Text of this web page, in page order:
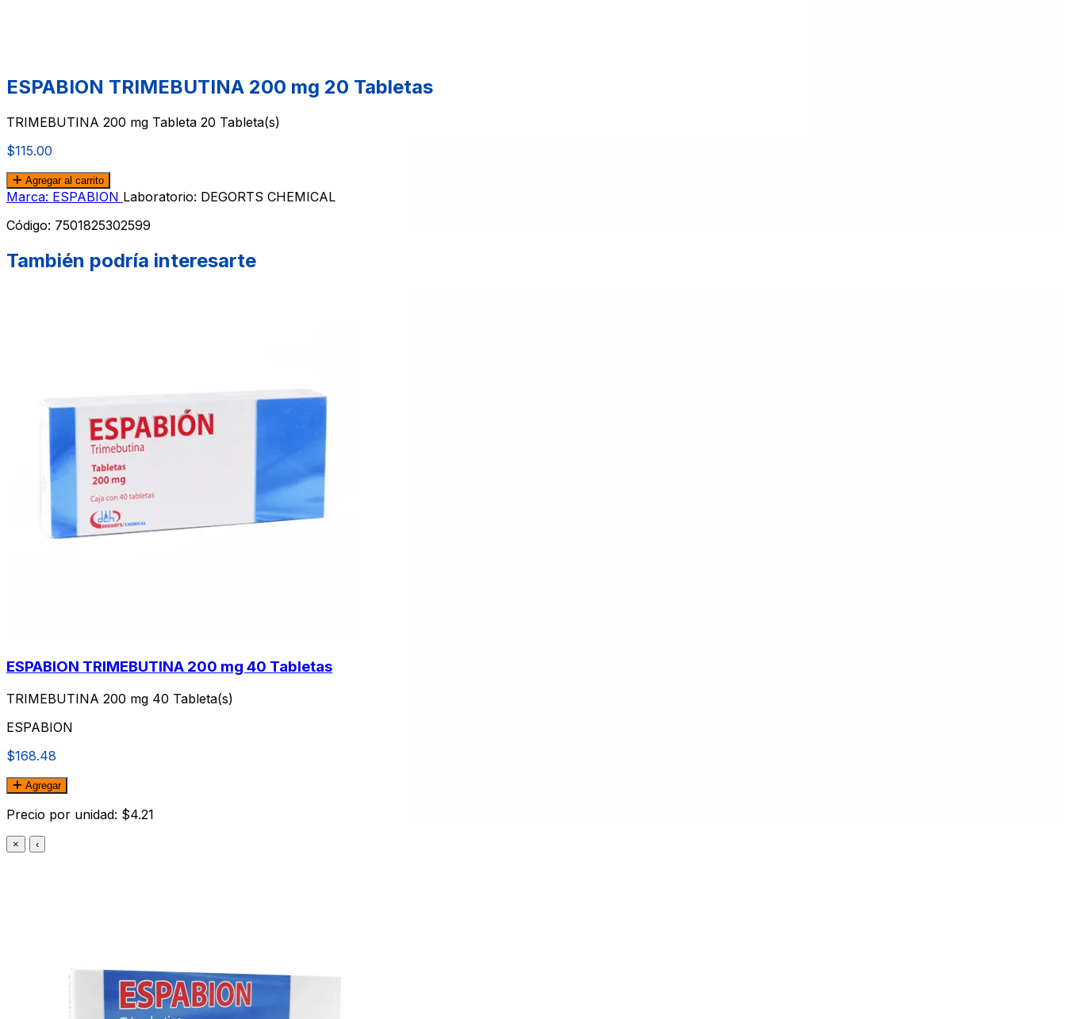
ESPABION TRIMEBUTINA 200 mg 20 Tabletas
TRIMEBUTINA 200 mg Tableta 20 Tableta(s)
$115.00
Agregar al carrito
Marca: ESPABION Laboratorio: DEGORTS CHEMICAL
Código: 7501825302599
También podría interesarte
ESPABION TRIMEBUTINA 200 mg 40 Tabletas
TRIMEBUTINA 200 mg 40 Tableta(s)
ESPABION
$168.48
Agregar
Precio por unidad: $4.21
× ‹